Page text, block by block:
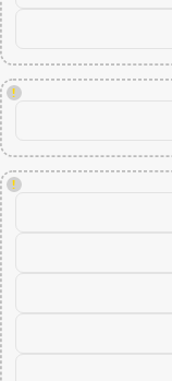
!
!